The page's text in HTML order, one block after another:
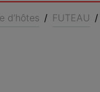
d’hôtes / FUTEAU /